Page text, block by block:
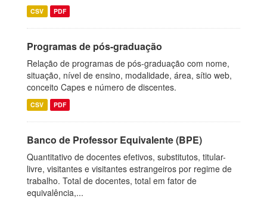
CSV PDF
Programas de pós-graduação
Relação de programas de pós-graduação com nome,
situação, nível de ensino, modalidade, área, sítio web,
conceito Capes e número de discentes.
CSV PDF
Banco de Professor Equivalente (BPE)
Quantitativo de docentes efetivos, substitutos, titular-
livre, visitantes e visitantes estrangeiros por regime de
trabalho. Total de docentes, total em fator de
equivalência,...